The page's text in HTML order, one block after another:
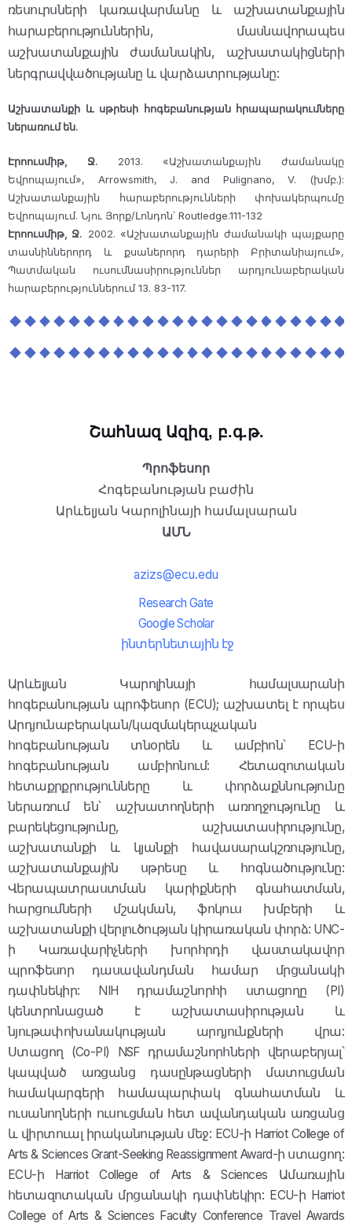
ռեսուրսների կառավարմանը և աշխատանքային
հարաբերություններին, մասնավորապես
աշխատանքային ժամանակին, աշխատակիցների
ներգրավվածությանը և վարձատրությանը:
Աշխատանքի և սթրեսի հոգեբանության հրապարակումները
ներառում են.
Էրոուսմիթ, Ջ. 2013. «Աշխատանքային ժամանակը
Եվրոպայում», Arrowsmith, J. and Pulignano, V. (խմբ.):
Աշխատանքային հարաբերությունների փոխակերպումը
Եվրոպայում. Նյու Յորք/Լոնդոն՝ Routledge.111-132
Էրոուսմիթ, Ջ. 2002. «Աշխատանքային ժամանակի պայքարը
տասնիններորդ և քսաներորդ դարերի Բրիտանիայում»,
Պատմական ուսումնասիրություններ արդյունաբերական
հարաբերություններում 13. 83-117.
Շահնազ Ազիզ, բ.գ.թ.
Պրոֆեսոր
Հոգեբանության բաժին
Արևելյան Կարոլինայի համալսարան
ԱՄՆ
azizs@ecu.edu
Research Gate
Google Scholar
ինտերնետային էջ
Արևելյան Կարոլինայի համալսարանի
հոգեբանության պրոֆեսոր (ECU); աշխատել է որպես
Արդյունաբերական/կազմակերպչական
հոգեբանության տնօրեն և ամբիոն՝ ECU-ի
հոգեբանության ամբիոնում: Հետազոտական
հետաքրքրությունները և փորձաքննությունը
ներառում են՝ աշխատողների առողջությունը և
բարեկեցությունը, աշխատասիրությունը,
աշխատանքի և կյանքի հավասարակշռությունը,
աշխատանքային սթրեսը և հոգնածությունը:
Վերապատրաստման կարիքների գնահատման,
հարցումների մշակման, ֆոկուս խմբերի և
աշխատանքի վերլուծության կիրառական փորձ: UNC-
ի Կառավարիչների խորհրդի վաստակավոր
պրոֆեսոր դասավանդման համար մրցանակի
դափնեկիր: NIH դրամաշնորհի ստացողը (PI)
կենտրոնացած է աշխատասիրության և
նյութափոխանակության արդյունքների վրա:
Ստացող (Co-PI) NSF դրամաշնորհների վերաբերյալ՝
կապված առցանց դասընթացների մատուցման
համակարգերի համապարփակ գնահատման և
ուսանողների ուսուցման հետ ավանդական առցանց
և վիրտուալ իրականության մեջ: ECU-ի Harriot College of
Arts & Sciences Grant-Seeking Reassignment Award-ի ստացող:
ECU-ի Harriot College of Arts & Sciences Ամառային
հետազոտական մրցանակի դափնեկիր: ECU-ի Harriot
College of Arts & Sciences Faculty Conference Travel Awards